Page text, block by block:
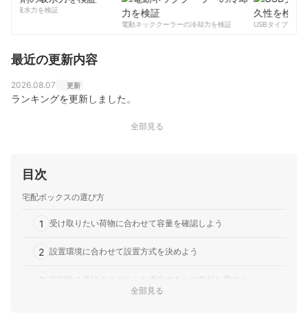
コンテンツ制作チームのプロフィール
の吸水力を検証
電動ネッククーラーの冷却力を検証
USBタイプCケー
最近の更新内容
2026.08.07 更新
ランキングを更新しました。
全部見る
目次
宅配ボックスの選び方
1 受け取りたい荷物に合わせて容量を確認しよう
2 設置環境に合わせて設置方式を決めよう
3 防犯性？手軽さ？どちらを優先するかで素材を選ぼう
全部見る